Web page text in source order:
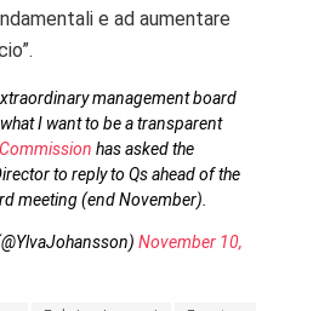
e ad aumentare
management board
I want to be a transparent
has asked the
to reply to Qs ahead of the
meeting (end November).
November 10,